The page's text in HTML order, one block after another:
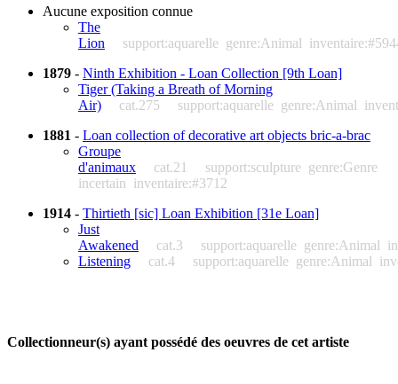
Aucune exposition connue
The
Lion
support:aquarelle genre:Animal
1879 - Ninth Exhibition - Loan Collection [9th Loan]
Tiger (Taking a Breath of Morning
Air)
cat.275 support:aquarelle genre:Animal
1881 - Loan collection of decorative art objects bric-a-brac
Groupe
d'animaux
cat.21 support:sculpture genre:Genre
incertain inventaire:#3712
1914 - Thirtieth [sic] Loan Exhibition [31e Loan]
Just
Awakened
cat.3 support:aquarelle genre:Animal
Listening
cat.4 support:aquarelle genre:Animal
Collectionneur(s) ayant possédé des oeuvres de cet artiste